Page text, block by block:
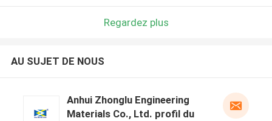
Regardez plus
AU SUJET DE NOUS
Anhui Zhonglu Engineering
Materials Co., Ltd. profil du